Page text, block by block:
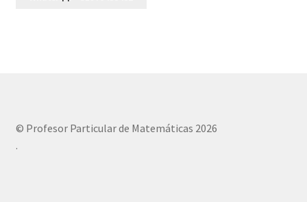
© Profesor Particular de Matemáticas 2026
.